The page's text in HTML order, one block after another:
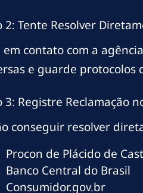
2: Tente Resolver
em contato com a
e guarde protocolos
3: Registre Reclamação
conseguir resolver
Procon de Plácido de
Banco Central do Brasil
Consumidor.gov.br